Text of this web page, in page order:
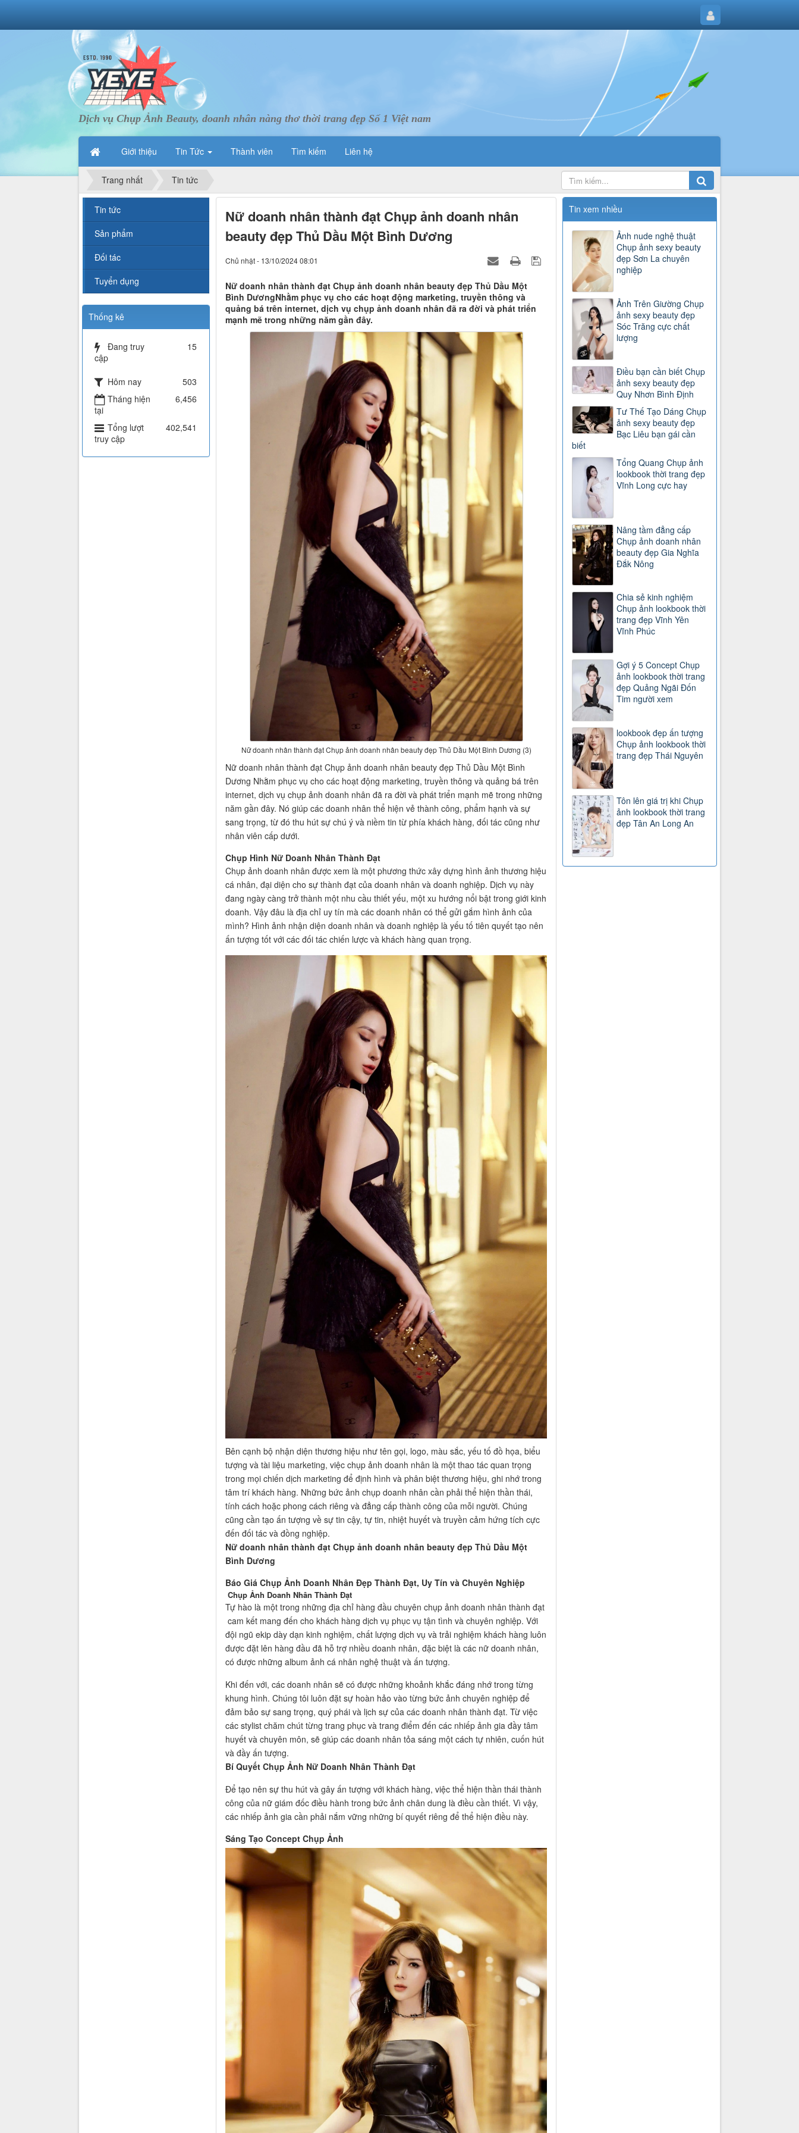
Dịch vụ Chụp Ảnh Beauty, doanh nhân nàng thơ thời trang đẹp Số 1 Việt nam
Giới thiệu Tin Tức Thành viên Tìm kiếm Liên hệ
Trang nhất Tin tức
Nữ doanh nhân thành đạt Chụp ảnh doanh nhân
beauty đẹp Thủ Dầu Một Bình Dương
Chủ nhật - 13/10/2024 08:01
Nữ doanh nhân thành đạt Chụp ảnh doanh nhân beauty đẹp Thủ Dầu Một
Bình DươngNhằm phục vụ cho các hoạt động marketing, truyền thông và
quảng bá trên internet, dịch vụ chụp ảnh doanh nhân đã ra đời và phát triển
mạnh mẽ trong những năm gần đây.
Nữ doanh nhân thành đạt Chụp ảnh doanh nhân beauty đẹp Thủ Dầu Một Bình Dương (3)
Nữ doanh nhân thành đạt Chụp ảnh doanh nhân beauty đẹp Thủ Dầu Một Bình
Dương Nhằm phục vụ cho các hoạt động marketing, truyền thông và quảng bá trên
internet, dịch vụ chụp ảnh doanh nhân đã ra đời và phát triển mạnh mẽ trong những
năm gần đây. Nó giúp các doanh nhân thể hiện vẻ thành công, phẩm hạnh và sự
sang trọng, từ đó thu hút sự chú ý và niềm tin từ phía khách hàng, đối tác cũng như
nhân viên cấp dưới.
Chụp Hình Nữ Doanh Nhân Thành Đạt
Chụp ảnh doanh nhân được xem là một phương thức xây dựng hình ảnh thương hiệu
cá nhân, đại diện cho sự thành đạt của doanh nhân và doanh nghiệp. Dịch vụ này
đang ngày càng trở thành một nhu cầu thiết yếu, một xu hướng nổi bật trong giới kinh
doanh. Vậy đâu là địa chỉ uy tín mà các doanh nhân có thể gửi gắm hình ảnh của
mình? Hình ảnh nhận diện doanh nhân và doanh nghiệp là yếu tố tiên quyết tạo nên
ấn tượng tốt với các đối tác chiến lược và khách hàng quan trọng.
Bên cạnh bộ nhận diện thương hiệu như tên gọi, logo, màu sắc, yếu tố đồ họa, biểu
tượng và tài liệu marketing, việc chụp ảnh doanh nhân là một thao tác quan trọng
trong mọi chiến dịch marketing để định hình và phân biệt thương hiệu, ghi nhớ trong
tâm trí khách hàng. Những bức ảnh chụp doanh nhân cần phải thể hiện thần thái,
tính cách hoặc phong cách riêng và đẳng cấp thành công của mỗi người. Chúng
cũng cần tạo ấn tượng về sự tin cậy, tự tin, nhiệt huyết và truyền cảm hứng tích cực
đến đối tác và đồng nghiệp.
Nữ doanh nhân thành đạt Chụp ảnh doanh nhân beauty đẹp Thủ Dầu Một
Bình Dương
Báo Giá Chụp Ảnh Doanh Nhân Đẹp Thành Đạt, Uy Tín và Chuyên Nghiệp
Chụp Ảnh Doanh Nhân Thành Đạt
Tự hào là một trong những địa chỉ hàng đầu chuyên chụp ảnh doanh nhân thành đạt
cam kết mang đến cho khách hàng dịch vụ phục vụ tận tình và chuyên nghiệp. Với
đội ngũ ekip dày dạn kinh nghiệm, chất lượng dịch vụ và trải nghiệm khách hàng luôn
được đặt lên hàng đầu đã hỗ trợ nhiều doanh nhân, đặc biệt là các nữ doanh nhân,
có được những album ảnh cá nhân nghệ thuật và ấn tượng.
Khi đến với, các doanh nhân sẽ có được những khoảnh khắc đáng nhớ trong từng
khung hình. Chúng tôi luôn đặt sự hoàn hảo vào từng bức ảnh chuyên nghiệp để
đảm bảo sự sang trọng, quý phái và lịch sự của các doanh nhân thành đạt. Từ việc
các stylist chăm chút từng trang phục và trang điểm đến các nhiếp ảnh gia đầy tâm
huyết và chuyên môn, sẽ giúp các doanh nhân tỏa sáng một cách tự nhiên, cuốn hút
và đầy ấn tượng.
Bí Quyết Chụp Ảnh Nữ Doanh Nhân Thành Đạt
Để tạo nên sự thu hút và gây ấn tượng với khách hàng, việc thể hiện thần thái thành
công của nữ giám đốc điều hành trong bức ảnh chân dung là điều cần thiết. Vì vậy,
các nhiếp ảnh gia cần phải nắm vững những bí quyết riêng để thể hiện điều này.
Sáng Tạo Concept Chụp Ảnh
Tin xem nhiều
Ảnh nude nghệ thuật
Chụp ảnh sexy beauty
đẹp Sơn La chuyên
nghiệp
Ảnh Trên Giường Chụp
ảnh sexy beauty đẹp
Sóc Trăng cực chất
lượng
Điều bạn cần biết Chụp
ảnh sexy beauty đẹp
Quy Nhơn Bình Định
Tư Thế Tạo Dáng Chụp
ảnh sexy beauty đẹp
Bạc Liêu bạn gái cần
biết
Tổng Quang Chụp ảnh
lookbook thời trang đẹp
Vĩnh Long cực hay
Nâng tầm đẳng cấp
Chụp ảnh doanh nhân
beauty đẹp Gia Nghĩa
Đắk Nông
Chia sẻ kinh nghiệm
Chụp ảnh lookbook thời
trang đẹp Vĩnh Yên
Vĩnh Phúc
Gợi ý 5 Concept Chụp
ảnh lookbook thời trang
đẹp Quảng Ngãi Đốn
Tim người xem
lookbook đẹp ấn tượng
Chụp ảnh lookbook thời
trang đẹp Thái Nguyên
Tôn lên giá trị khi Chụp
ảnh lookbook thời trang
đẹp Tân An Long An
Tin tức
Sản phẩm
Đối tác
Tuyển dụng
Thống kê
Đang truy
cập
15
Hôm nay
503
Tháng hiện
tại
6,456
Tổng lượt
truy cập
402,541